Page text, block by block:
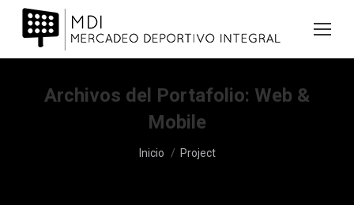
Archivos del Portafolio: Web &
Mobile
Inicio Project